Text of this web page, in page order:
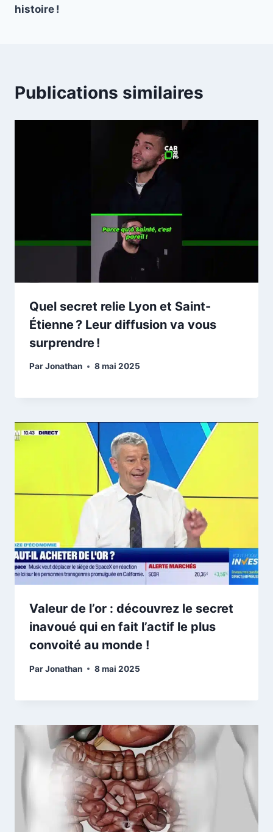
histoire !
Publications similaires
Quel secret relie Lyon et Saint-
Étienne ? Leur diffusion va vous
surprendre !
ParJonathan 8 mai 2025
Valeur de l’or : découvrez le secret
inavoué qui en fait l’actif le plus
convoité au monde !
ParJonathan 8 mai 2025